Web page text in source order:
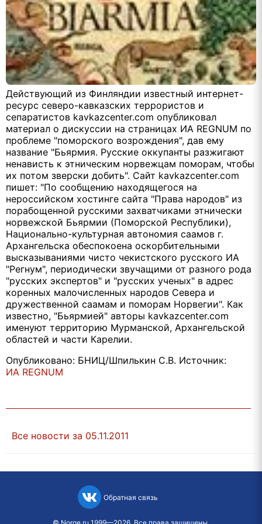
Действующий из Финляндии известный интернет-
ресурс северо-кавказских террористов и
сепаратистов kavkazcenter.com опубликовал
материал о дискуссии на страницах ИА REGNUM по
проблеме "поморского возрождения", дав ему
название "Бьярмия. Русские оккупанты разжигают
ненависть к этническим норвежцам поморам, чтобы
их потом зверски добить". Сайт kavkazcenter.com
пишет: "По сообщению находящегося на
нероссийском хостинге сайта "Права народов" из
порабощенной русскими захватчиками этнически
норвежской Бьярмии (Поморской Республики),
Национально-культурная автономия саамов г.
Архангельска обеспокоена оскорбительными
высказываниями чисто чекистского русского ИА
"Регнум", периодически звучащими от разного рода
"русских экспертов" и "русских ученых" в адрес
коренных малочисленных народов Севера и
дружественной саамам и поморам Норвегии". Как
известно, "Бьярмией" авторы kavkazcenter.com
именуют территорию Мурманской, Архангельской
областей и части Карелии.
Опубликовано: БНИЦ/Шпилькин С.В. Источник:
ИА REGNUM
Все новости за 05.11.2011
Обратная связь